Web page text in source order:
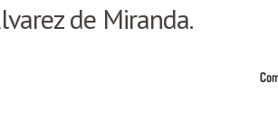
de Miranda.